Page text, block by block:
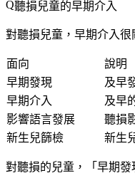
聽損兒童的早期介入
對聽損兒童，早期介入很
面向
說明
早期發現
及早
早期介入
及早
影響語言發展
聽損
新生兒篩檢
新生
對聽損的兒童，「早期